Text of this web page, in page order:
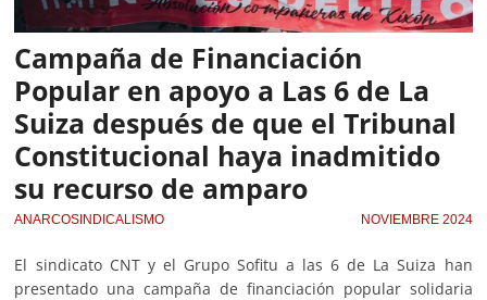
Campaña de Financiación
Popular en apoyo a Las 6 de La
Suiza después de que el Tribunal
Constitucional haya inadmitido
su recurso de amparo
ANARCOSINDICALISMO NOVIEMBRE 2024
El sindicato CNT y el Grupo Sofitu a las 6 de La Suiza han
presentado una campaña de financiación popular solidaria